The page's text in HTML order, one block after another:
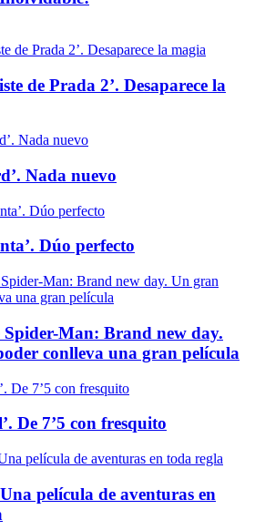
de Prada 2’. Desaparece la
Nada nuevo
Dúo perfecto
Spider-Man: Brand new day.
conlleva una gran película
De 7’5 con fresquito
Una película de aventuras en